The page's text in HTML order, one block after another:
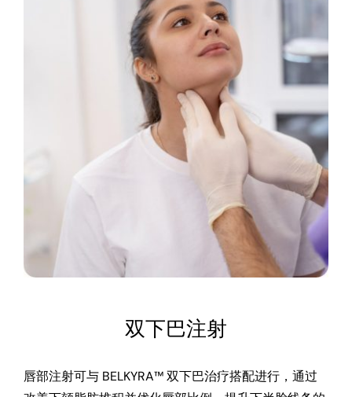
双下巴注射
唇部注射可与 BELKYRA™ 双下巴治疗搭配进行，通过